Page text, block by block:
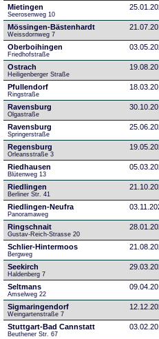
Mietingen
Seerosenweg 10
Mössingen-Bästenhardt
Weissdornweg 7
Oberboihingen
Friedhofstraße
Ostrach
Heiligenberger Straße
Pfullendorf
Ringstraße
Ravensburg
Olgastraße
Ravensburg
Springerstraße
Regensburg
Orleansstraße 3
Riedhausen
Blütenweg 13
Riedlingen
Berliner Str. 41
Riedlingen-Neufra
Panoramaweg
Ringschnait
Gustav-Reich-Strasse 20
Schlier-Hintermoos
Bergweg
Seekirch
Haldenberg 7
Seltmans
Amselweg 22
Sigmaringendorf
Weingartenstraße 7
Stuttgart-Bad Cannstatt
Beuthener Str. 67